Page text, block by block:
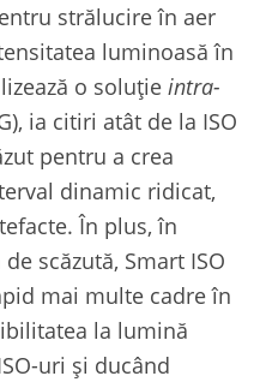
strălucire în aer
luminoasă în
o soluție intra-
ia citiri atât de la ISO
pentru a crea
dinamic ridicat,
În plus, în
scăzută, Smart ISO
mai multe cadre în
la lumină
uri și ducând